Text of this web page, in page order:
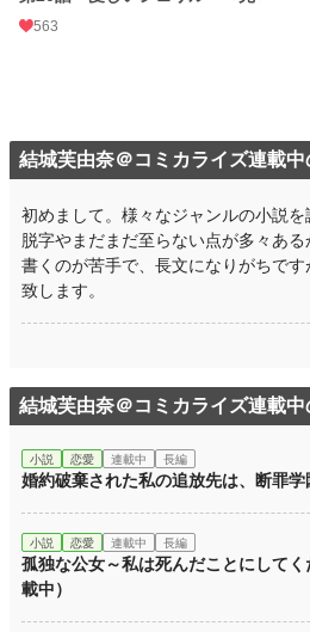
563
結城芙由奈＠コミカライズ連載
初めまして。様々なジャンルの小説
脱字やまだまだ至らない点が多々あ
書くのが苦手で、長文になりがちで
致します。
結城芙由奈＠コミカライズ連載
小説 恋愛 連載中 長編
婚約破棄された私の追放先は、断罪
小説 恋愛 連載中 長編
孤独な公女～私は死んだことにして
載中）